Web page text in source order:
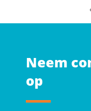
Neem
op